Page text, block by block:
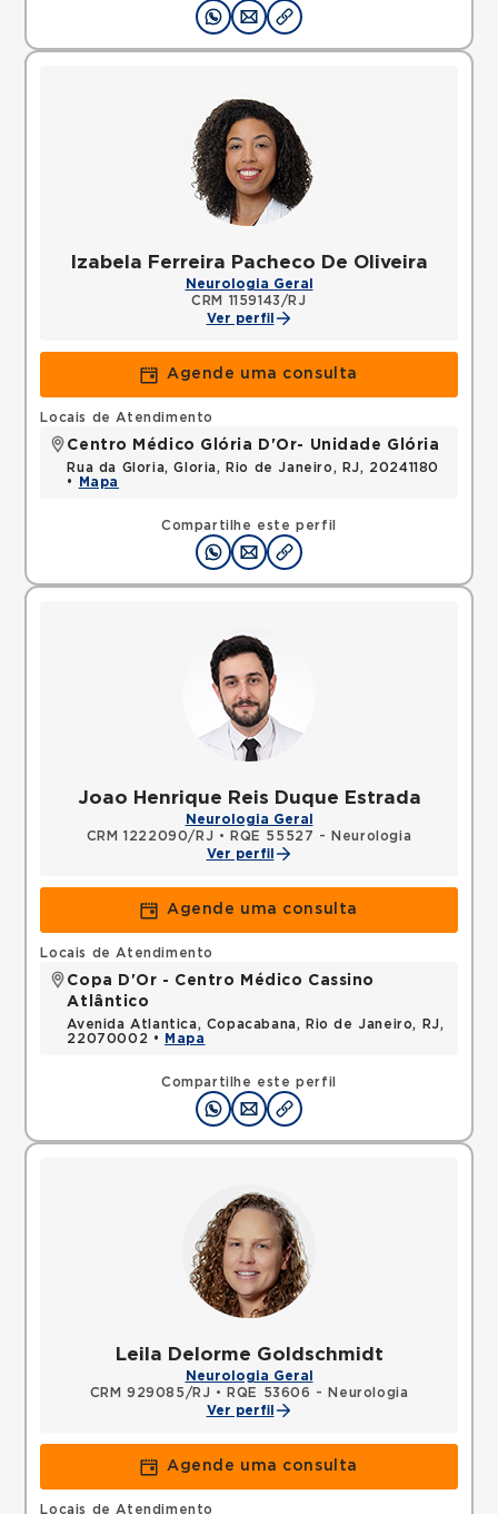
Izabela Ferreira Pacheco De Oliveira
Neurologia Geral
CRM 1159143/RJ
Ver perfil
Agende uma consulta
Compartilhe este perfil
Locais de Atendimento
Centro Médico Glória D'Or- Unidade Glória
Rua da Gloria, Gloria, Rio de Janeiro, RJ, 20241180
•
Mapa
Joao Henrique Reis Duque Estrada
Neurologia Geral
CRM 1222090/RJ •
RQE 55527 - Neurologia
Ver perfil
Agende uma consulta
Compartilhe este perfil
Locais de Atendimento
Copa D'Or - Centro Médico Cassino
Atlântico
Avenida Atlantica, Copacabana, Rio de Janeiro, RJ,
22070002 •
Mapa
Leila Delorme Goldschmidt
Neurologia Geral
CRM 929085/RJ •
RQE 53606 - Neurologia
Ver perfil
Agende uma consulta
Locais de Atendimento